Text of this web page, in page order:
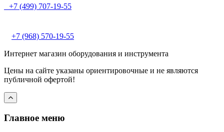
+7 (499) 707-19-55
+7 (968) 570-19-55
Интернет магазин оборудования и инструмента
Цены на сайте указаны ориентировочные и не являются
публичной офертой!
Главное меню